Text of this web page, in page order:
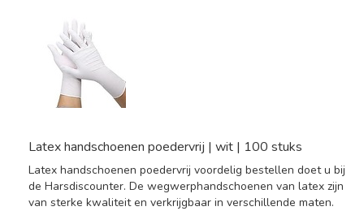
Latex handschoenen poedervrij | wit | 100 stuks
Latex handschoenen poedervrij voordelig bestellen doet u bij
de Harsdiscounter. De wegwerphandschoenen van latex zijn
van sterke kwaliteit en verkrijgbaar in verschillende maten.